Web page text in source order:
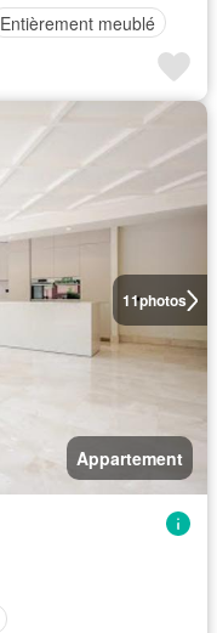
Entièrement meublé
11photos
Appartement